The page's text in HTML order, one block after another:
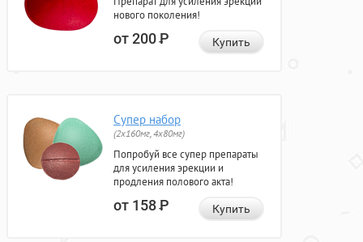
нового поколения!
от 200Р Купить
Супер набор
(2х160мг, 4х80мг)
Попробуй все супер препараты
для усиления эрекции и
продления полового акта!
от 158Р Купить